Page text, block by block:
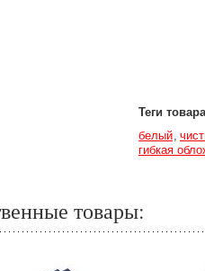
Теги товара
белый
гибкая
товары: